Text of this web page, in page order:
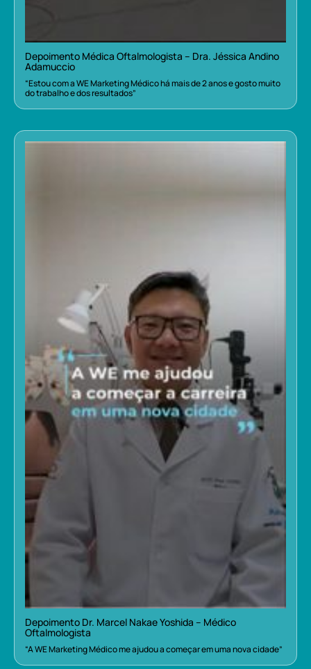
Depoimento Médica Oftalmologista – Dra. Jéssica Andino
Adamuccio
“Estou com a WE Marketing Médico há mais de 2 anos e gosto muito
do trabalho e dos resultados”
Depoimento Dr. Marcel Nakae Yoshida – Médico
Oftalmologista
“A WE Marketing Médico me ajudou a começar em uma nova cidade”